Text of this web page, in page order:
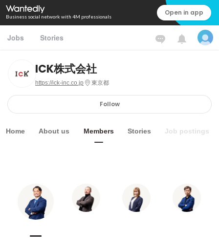
Business social network with 4M professionals Open in app
Jobs Stories
ICK株式会社
https://ick-inc.co.jp 東京都
Follow
Home About us Members Stories Job postings